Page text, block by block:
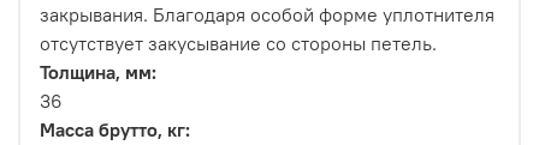
закрывания. Благодаря особой форме уплотнителя
отсутствует закусывание со стороны петель.
Толщина, мм:
36
Масса брутто, кг: